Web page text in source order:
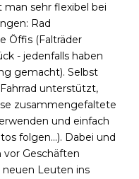
man sehr flexibel bei
Rad
Öffis (Falträder
- jedenfalls haben
gemacht). Selbst
unterstützt,
zusammengefaltete
und einfach
folgen...). Dabei und
vor Geschäften
Leuten ins